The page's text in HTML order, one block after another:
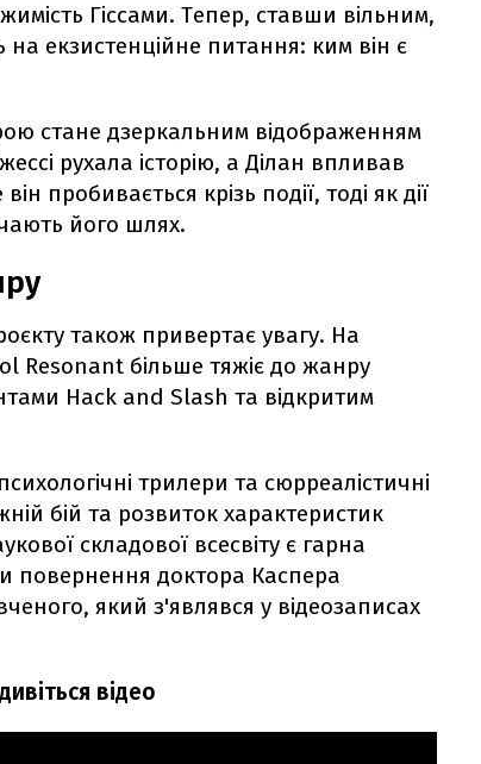
Гіссами. Тепер, ставши вільним,
на екзистенційне питання: ким він є
стане дзеркальним відображенням
рухала історію, а Ділан впливав
пробивається крізь події, тоді як дії
його шлях.
також привертає увагу. На
Resonant більше тяжіє до жанру
Hack and Slash та відкритим
трилери та сюрреалістичні
бій та розвиток характеристик
складової всесвіту є гарна
повернення доктора Каспера
який з'являвся у відеозаписах
відео